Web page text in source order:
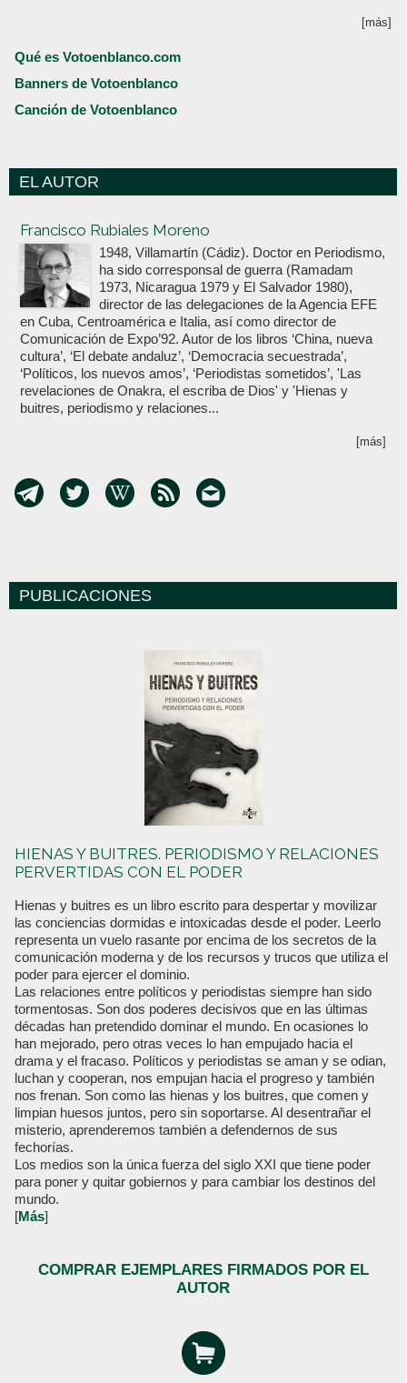
[más]
Qué es Votoenblanco.com
Banners de Votoenblanco
Canción de Votoenblanco
EL AUTOR
Francisco Rubiales Moreno
1948, Villamartín (Cádiz). Doctor en Periodismo,
ha sido corresponsal de guerra (Ramadam
1973, Nicaragua 1979 y El Salvador 1980),
director de las delegaciones de la Agencia EFE
en Cuba, Centroamérica e Italia, así como director de
Comunicación de Expo’92. Autor de los libros ‘China, nueva
cultura’, ‘El debate andaluz’, ‘Democracia secuestrada’,
‘Políticos, los nuevos amos’, ‘Periodistas sometidos’, 'Las
revelaciones de Onakra, el escriba de Dios' y 'Hienas y
buitres, periodismo y relaciones...
[más]
PUBLICACIONES
HIENAS Y BUITRES. PERIODISMO Y RELACIONES
PERVERTIDAS CON EL PODER
Hienas y buitres es un libro escrito para despertar y movilizar
las conciencias dormidas e intoxicadas desde el poder. Leerlo
representa un vuelo rasante por encima de los secretos de la
comunicación moderna y de los recursos y trucos que utiliza el
poder para ejercer el dominio.
Las relaciones entre políticos y periodistas siempre han sido
tormentosas. Son dos poderes decisivos que en las últimas
décadas han pretendido dominar el mundo. En ocasiones lo
han mejorado, pero otras veces lo han empujado hacia el
drama y el fracaso. Políticos y periodistas se aman y se odian,
luchan y cooperan, nos empujan hacia el progreso y también
nos frenan. Son como las hienas y los buitres, que comen y
limpian huesos juntos, pero sin soportarse. Al desentrañar el
misterio, aprenderemos también a defendernos de sus
fechorías.
Los medios son la única fuerza del siglo XXI que tiene poder
para poner y quitar gobiernos y para cambiar los destinos del
mundo.
[Más]
COMPRAR EJEMPLARES FIRMADOS POR EL
AUTOR